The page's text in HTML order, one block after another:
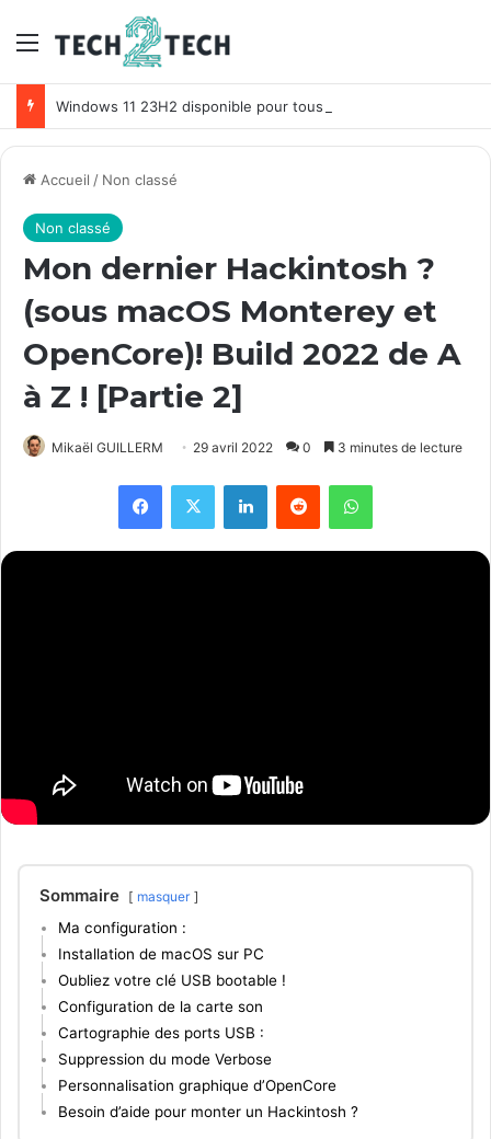
Menu
Accueil / Non classé
Non classé
Mon dernier Hackintosh ?
(sous macOS Monterey et
OpenCore)! Build 2022 de A
à Z ! [Partie 2]
Mikaël GUILLERM 29 avril 2022 0 3 minutes de lecture
Facebook
X LinkedinReddit WhatsApp
Sommaire masquer
Ma configuration :
Installation de macOS sur PC
Oubliez votre clé USB bootable !
Configuration de la carte son
Cartographie des ports USB :
Suppression du mode Verbose
Personnalisation graphique d’OpenCore
Besoin d’aide pour monter un Hackintosh ?